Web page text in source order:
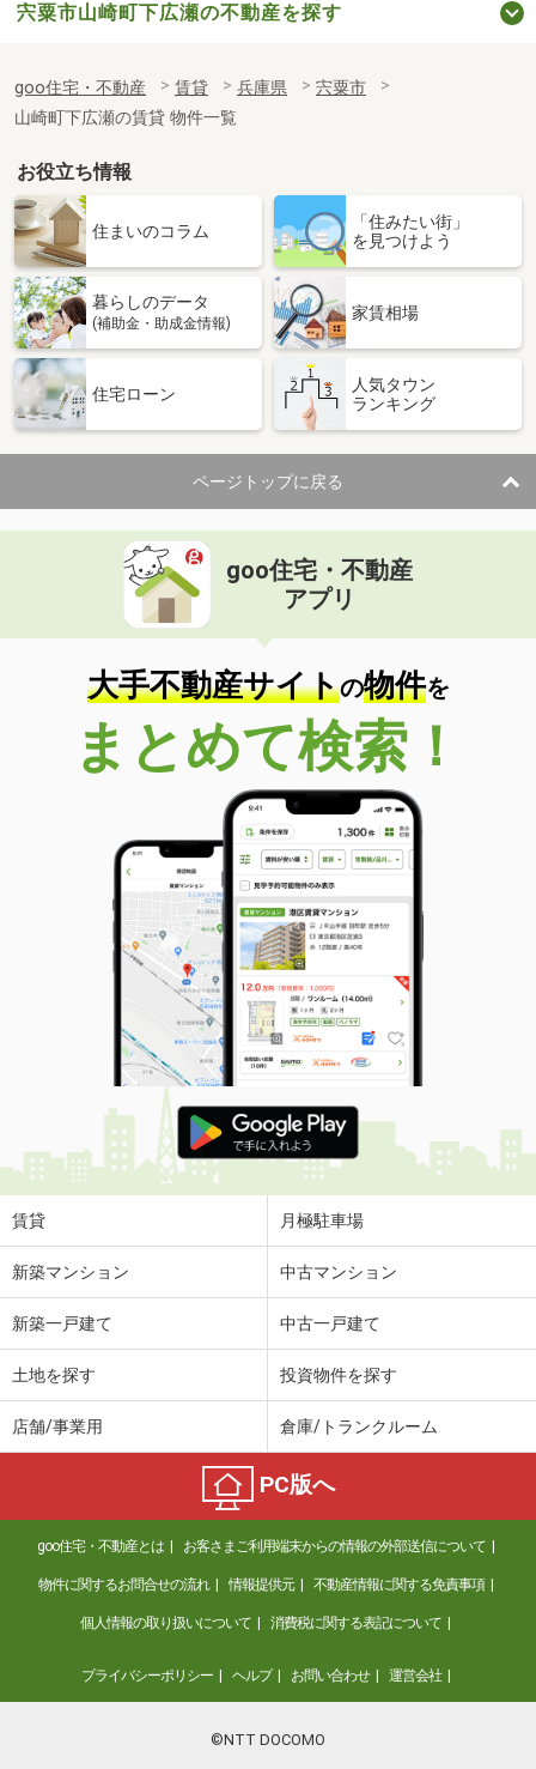
宍粟市山崎町下広瀬の不動産を探す
goo住宅・不動産 賃貸 兵庫県
宍粟市
山崎町下広瀬の賃貸 物件一覧
お役立ち情報
住まいのコラム
「住みたい街」
を見つけよう
暮らしのデータ
(補助金・助成金情報)
家賃相場
住宅ローン
人気タウン
ランキング
ページトップに戻る
goo住宅・不動産
アプリ
大手不動産サイトの物件を
まとめて検索！
賃貸 月極駐車場
新築マンション 中古マンション
新築一戸建て 中古一戸建て
土地を探す 投資物件を探す
店舗/事業用 倉庫/トランクルーム
PC版へ
goo住宅・不動産とは お客さまご利用端末からの情報の外部送信について
物件に関するお問合せの流れ 情報提供元 不動産情報に関する免責事項
個人情報の取り扱いについて 消費税に関する表記について
プライバシーポリシー ヘルプ お問い合わせ 運営会社
©NTT DOCOMO